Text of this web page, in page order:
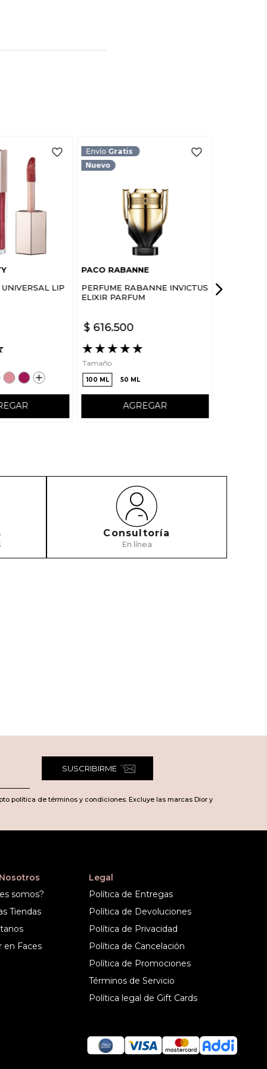
LIP
Envío Gratis
PACO RABANNE
PERFUME RABANNE INVICTUS
ELIXIR PARFUM
$ 616.500
★★★★★
Tamaño
100 ML 50 ML
AGREGAR
Consultoría
En línea
SUSCRIBIRME
política de términos y condiciones. Excluye las marcas Dior y
somos?
Tiendas
en Faces
Legal
Política de Entregas
Política de Devoluciones
Política de Privacidad
Política de Cancelación
Política de Promociones
Términos de Servicio
Política legal de Gift Cards